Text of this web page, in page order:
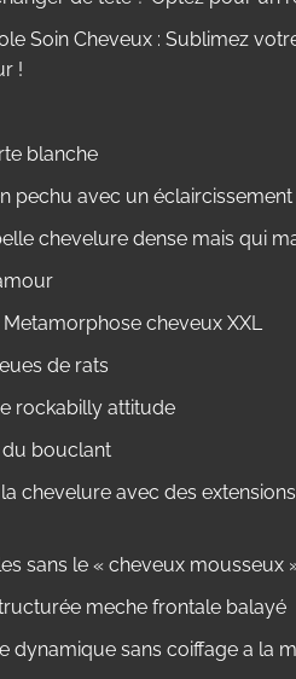
Soin Cheveux : Sublimez
!
blanche
pechu avec un
chevelure dense mais qui
cheveux XXL
de rats
rockabilly attitude
du bouclant
chevelure avec des
sans le « cheveux mousseux
meche frontale balayé
dynamique sans coiffage a la